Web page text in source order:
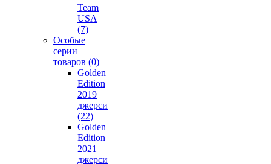
Team
USA
(7)
Особые
серии
товаров (0)
Golden
Edition
2019
джерси
(22)
Golden
Edition
2021
джерси